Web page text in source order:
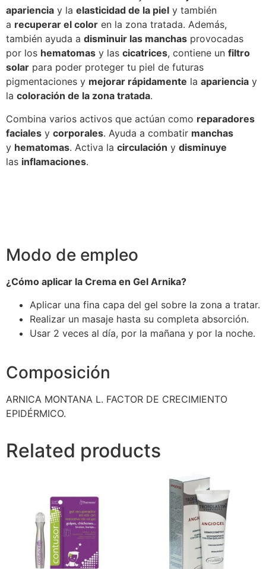
apariencia y la elasticidad de la piel y también
a recuperar el color en la zona tratada. Además,
también ayuda a disminuir las manchas provocadas
por los hematomas y las cicatrices, contiene un filtro
solar para poder proteger tu piel de futuras
pigmentaciones y mejorar rápidamente la apariencia y
la coloración de la zona tratada.
Combina varios activos que actúan como reparadores
faciales y corporales. Ayuda a combatir manchas
y hematomas. Activa la circulación y disminuye
las inflamaciones.
Modo de empleo
¿Cómo aplicar la Crema en Gel Arnika?
Aplicar una fina capa del gel sobre la zona a tratar.
Realizar un masaje hasta su completa absorción.
Usar 2 veces al día, por la mañana y por la noche.
Composición
ARNICA MONTANA L. FACTOR DE CRECIMIENTO
EPIDÉRMICO.
Related products